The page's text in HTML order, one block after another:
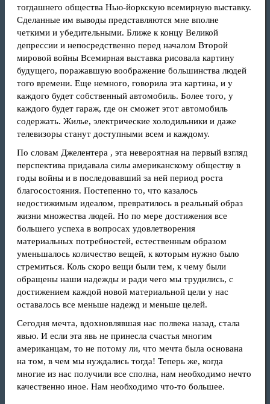
тогдашнего общества Нью-йоркскую всемирную выставку.
Сделанные им выводы представляются мне вполне
четкими и убедительными. Ближе к концу Великой
депрессии и непосредственно перед началом Второй
мировой войны Всемирная выставка рисовала картину
будущего, поражавшую воображение большинства людей
того времени. Еще немного, говорила эта картина, и у
каждого будет собственный автомобиль. Более того, у
каждого будет гараж, где он сможет этот автомобиль
содержать. Жилье, электрические холодильники и даже
телевизоры станут доступными всем и каждому.
По словам Джелентера , эта невероятная на первый взгляд
перспектива придавала силы американскому обществу в
годы войны и в последовавший за ней период роста
благосостояния. Постепенно то, что казалось
недостижимым идеалом, превратилось в реальный образ
жизни множества людей. Но по мере достижения все
большего успеха в вопросах удовлетворения
материальных потребностей, естественным образом
уменьшалось количество вещей, к которым нужно было
стремиться. Коль скоро вещи были тем, к чему были
обращены наши надежды и ради чего мы трудились, с
достижением каждой новой материальной цели у нас
оставалось все меньше надежд и меньше целей.
Сегодня мечта, вдохновлявшая нас полвека назад, стала
явью. И если эта явь не принесла счастья многим
американцам, то не потому ли, что мечта была основана
на том, в чем мы нуждались тогда! Теперь же, когда
многие из нас получили все сполна, нам необходимо нечто
качественно иное. Нам необходимо что-то большее.